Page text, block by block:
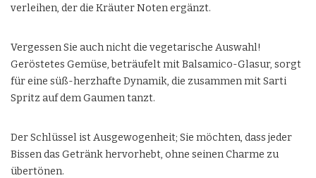
verleihen, der die Kräuter Noten ergänzt.
Vergessen Sie auch nicht die vegetarische Auswahl!
Geröstetes Gemüse, beträufelt mit Balsamico-Glasur, sorgt
für eine süß-herzhafte Dynamik, die zusammen mit Sarti
Spritz auf dem Gaumen tanzt.
Der Schlüssel ist Ausgewogenheit; Sie möchten, dass jeder
Bissen das Getränk hervorhebt, ohne seinen Charme zu
übertönen.